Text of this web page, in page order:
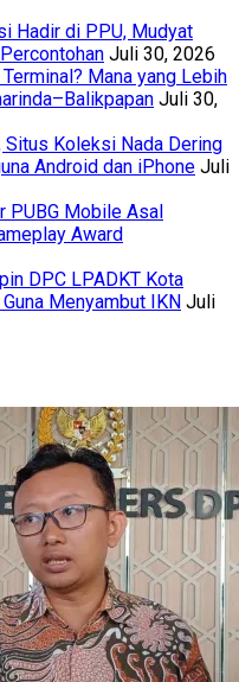
Hadir di PPU, Mudyat
Juli 30, 2026
Mana yang Lebih
Juli 30,
Situs Koleksi Nada Dering
Android dan iPhone Juli
PUBG Mobile Asal
Award
DPC LPADKT Kota
Menyambut IKN Juli